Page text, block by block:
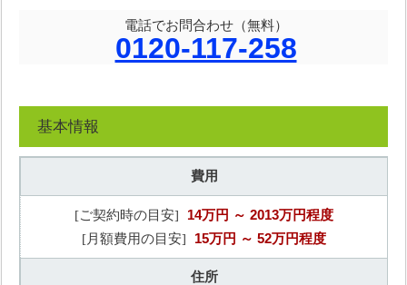
電話でお問合わせ（無料）
0120-117-258
基本情報
費用
[ご契約時の目安] 14万円 ～ 2013万円程度
[月額費用の目安] 15万円 ～ 52万円程度
住所